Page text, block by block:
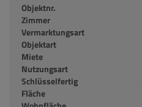
Objektnr.
Zimmer
Vermarktungsart
Objektart
Miete
Nutzungsart
Schlüsselfertig
Fläche